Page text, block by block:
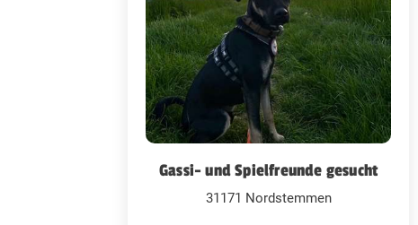
Gassi- und Spielfreunde gesucht
31171 Nordstemmen